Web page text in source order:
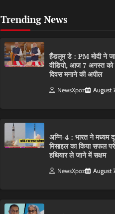
Trending News
हैंडलूम डे : PM मोदी ने
वीडियो, आज 7 अगस्त को
दिवस मनाने की अपील
NewsXpoz August
अग्नि-4 : भारत ने मध्यम
मिसाइल का किया सफल
हथियार ले जाने में सक्षम
NewsXpoz August